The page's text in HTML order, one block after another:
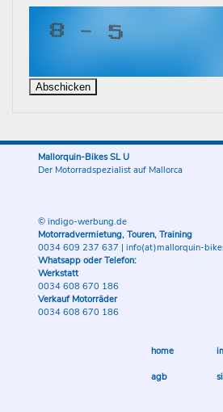
Mallorquin-Bikes SL U
Der Motorradspezialist auf Mallorca
© indigo-werbung.de
Motorradvermietung, Touren, Training
0034 609 237 637 | info(at)mallorquin-
Whatsapp oder Telefon:
Werkstatt
0034 608 670 186
Verkauf Motorräder
0034 608 670 186
home
agb